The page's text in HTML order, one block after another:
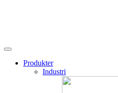
Produkter
Industri